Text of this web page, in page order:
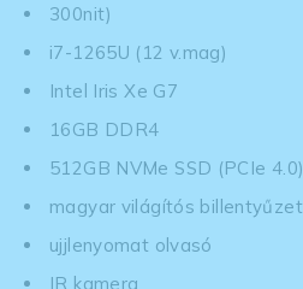
300nit)
i7-1265U (12 v.mag)
Intel Iris Xe G7
16GB DDR4
512GB NVMe SSD (PCIe 4.0)
magyar világítós billentyűzet
ujjlenyomat olvasó
IR kamera